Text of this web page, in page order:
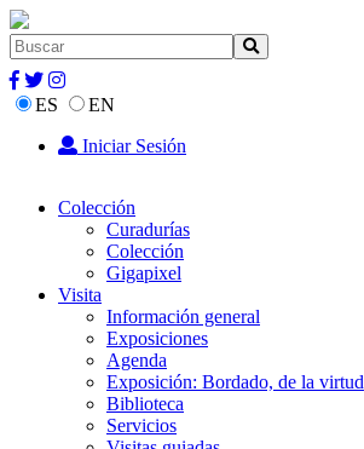
ES
EN
Iniciar Sesión
Colección
Curadurías
Colección
Gigapixel
Visita
Información general
Exposiciones
Agenda
Exposición: Bordado, de la virtud
Biblioteca
Servicios